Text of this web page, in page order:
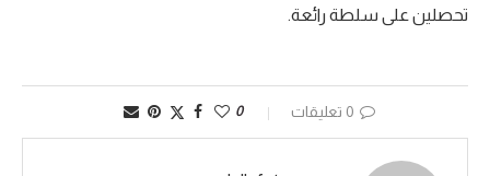
تحصلين على سلطة رائعة.
0 تعليقات 0